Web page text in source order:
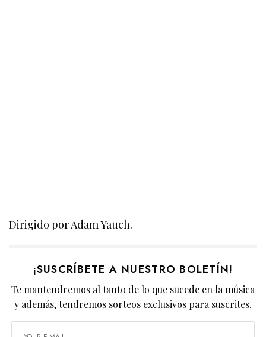
Dirigido por Adam Yauch.
¡SUSCRÍBETE A NUESTRO BOLETÍN!
Te mantendremos al tanto de lo que sucede en la música
y además, tendremos sorteos exclusivos para suscrites.